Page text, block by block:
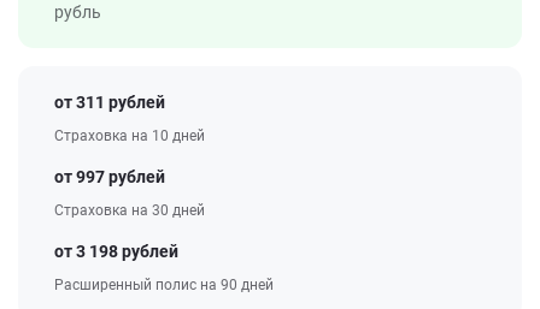
рубль
от 311 рублей
Страховка на 10 дней
от 997 рублей
Страховка на 30 дней
от 3 198 рублей
Расширенный полис на 90 дней